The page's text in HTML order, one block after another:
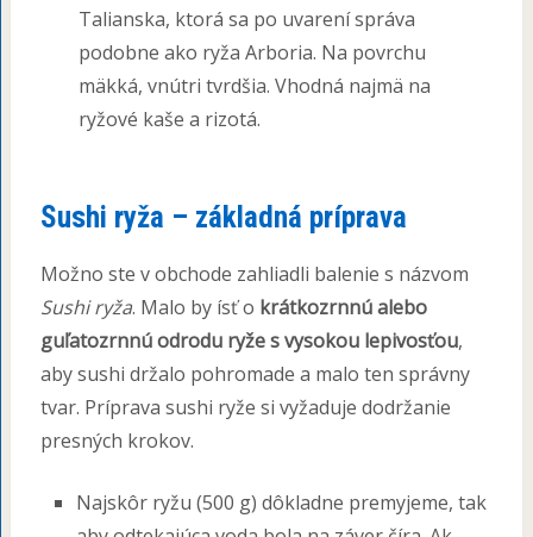
Talianska, ktorá sa po uvarení správa
podobne ako ryža Arboria. Na povrchu
mäkká, vnútri tvrdšia. Vhodná najmä na
ryžové kaše a rizotá.
Sushi ryža – základná príprava
Možno ste v obchode zahliadli balenie s názvom
Sushi ryža. Malo by ísť o krátkozrnnú alebo
guľatozrnnú odrodu ryže s vysokou lepivosťou,
aby sushi držalo pohromade a malo ten správny
tvar. Príprava sushi ryže si vyžaduje dodržanie
presných krokov.
Najskôr ryžu (500 g) dôkladne premyjeme, tak